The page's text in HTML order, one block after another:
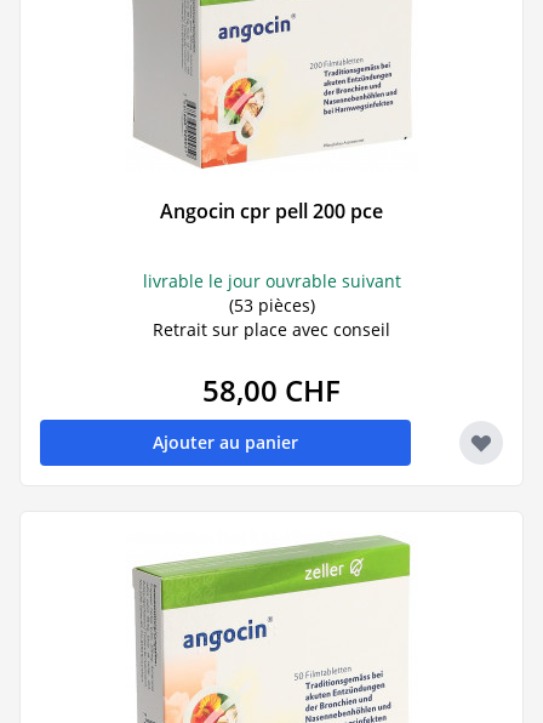
Angocin cpr pell 200 pce
livrable le jour ouvrable suivant
(53 pièces)
Retrait sur place avec conseil
58,00 CHF
Ajouter au panier